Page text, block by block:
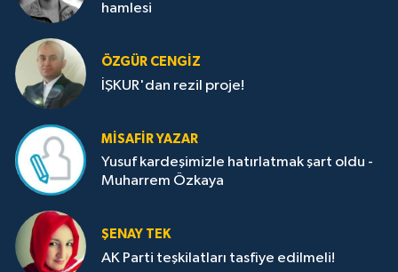
hamlesi
ÖZGÜR CENGIZ
İŞKUR'dan rezil proje!
MISAFIR YAZAR
Yusuf kardeşimizle hatırlatmak şart oldu -
Muharrem Özkaya
ŞENAY TEK
AK Parti teşkilatları tasfiye edilmeli!